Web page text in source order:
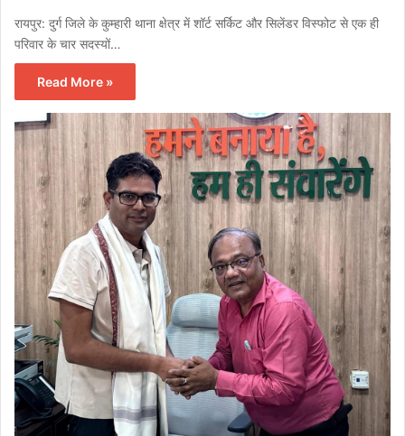
रायपुर: दुर्ग जिले के कुम्हारी थाना क्षेत्र में शॉर्ट सर्किट और सिलेंडर विस्फोट से एक ही
परिवार के चार सदस्यों…
Read More »